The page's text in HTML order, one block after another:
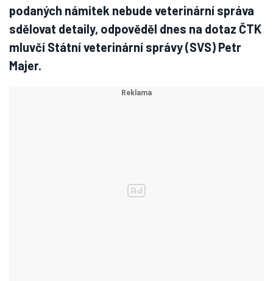
podaných námitek nebude veterinární správa
sdělovat detaily, odpověděl dnes na dotaz ČTK
mluvčí Státní veterinární správy (SVS) Petr
Majer.